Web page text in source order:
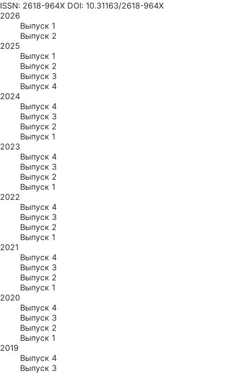
ISSN: 2618-964X DOI: 10.31163/2618-964X
2026
Выпуск 1
Выпуск 2
2025
Выпуск 1
Выпуск 2
Выпуск 3
Выпуск 4
2024
Выпуск 4
Выпуск 3
Выпуск 2
Выпуск 1
2023
Выпуск 4
Выпуск 3
Выпуск 2
Выпуск 1
2022
Выпуск 4
Выпуск 3
Выпуск 2
Выпуск 1
2021
Выпуск 4
Выпуск 3
Выпуск 2
Выпуск 1
2020
Выпуск 4
Выпуск 3
Выпуск 2
Выпуск 1
2019
Выпуск 4
Выпуск 3